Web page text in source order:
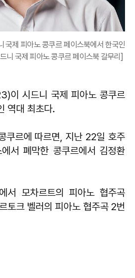
국제 피아노 콩쿠르 페이스북에서 한국인
니 국제 피아노 콩쿠르 페이스북 갈무리]
이 시드니 국제 피아노 콩쿠르
역대 최초다.
쿠르에 따르면, 지난 22일 호주
서 폐막한 콩쿠르에서 김정환
서 모차르트의 피아노 협주곡
토크 벨러의 피아노 협주곡 2번